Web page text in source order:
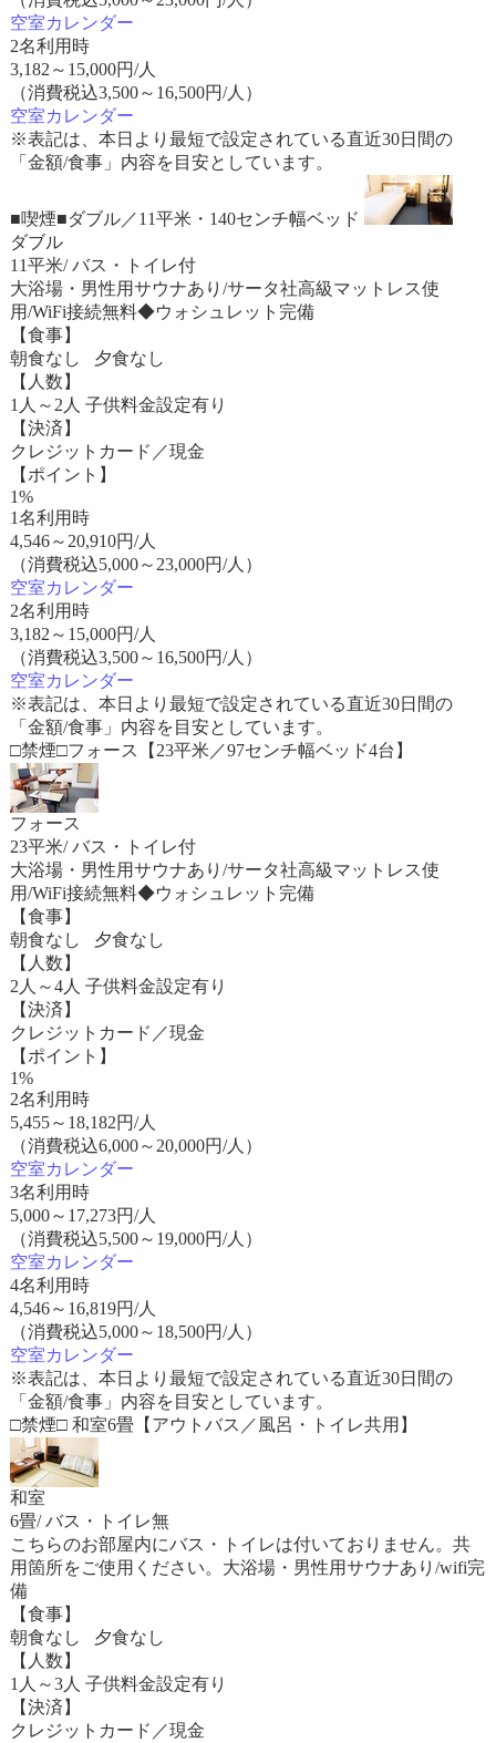
空室カレンダー
2名利用時
3,182 ～ 15,000円/人
（消費税込3,500～16,500円/人）
空室カレンダー
※表記は、本日より最短で設定されている直近30日間の
「金額/食事」内容を目安としています。
■喫煙■ダブル／11平米・140センチ幅ベッド
ダブル
11平米/ バス・トイレ付
大浴場・男性用サウナあり/サータ社高級マットレス使
用/WiFi接続無料◆ウォシュレット完備
【食事】
朝食なし 夕食なし
【人数】
1人～2人 子供料金設定有り
【決済】
クレジットカード／現金
【ポイント】
1%
1名利用時
4,546～ 20,910円/人
（消費税込5,000～23,000円/人）
空室カレンダー
2名利用時
3,182 ～ 15,000円/人
（消費税込3,500～16,500円/人）
空室カレンダー
※表記は、本日より最短で設定されている直近30日間の
「金額/食事」内容を目安としています。
□禁煙□フォース【23平米／97センチ幅ベッド4台】
フォース
23平米/ バス・トイレ付
大浴場・男性用サウナあり/サータ社高級マットレス使
用/WiFi接続無料◆ウォシュレット完備
【食事】
朝食なし 夕食なし
【人数】
2人～4人 子供料金設定有り
【決済】
クレジットカード／現金
【ポイント】
1%
2名利用時
5,455～ 18,182円/人
（消費税込6,000～20,000円/人）
空室カレンダー
3名利用時
5,000～ 17,273円/人
（消費税込5,500～19,000円/人）
空室カレンダー
4名利用時
4,546～ 16,819円/人
（消費税込5,000～18,500円/人）
空室カレンダー
※表記は、本日より最短で設定されている直近30日間の
「金額/食事」内容を目安としています。
□禁煙□ 和室6畳【アウトバス／風呂・トイレ共用】
和室
6畳/ バス・トイレ無
こちらのお部屋内にバス・トイレは付いておりません。共
用箇所をご使用ください。大浴場・男性用サウナあり/wifi完
備
【食事】
朝食なし 夕食なし
【人数】
1人～3人 子供料金設定有り
【決済】
クレジットカード／現金